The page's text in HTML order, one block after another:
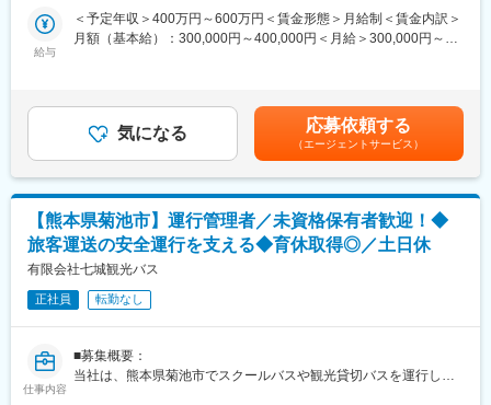
化）
・関係部署（現場・物流・管理部門）との連携・調整
・将来的なシステム導入（ERP／WMS等）に向けた要件整理
■組織構成：
Product Division：マネージャー1名、リーダー2名、メンバー11
名
Product Group：マネージャー1名、リーダー1名、メンバー8名
変更の範囲：会社の定める業務
上げ責任者ポジションです。
■業務詳細
入出荷、在庫管理、ピッキング、検品、梱包など現場オペレーシ
フォークリフトによる搬送作業の管理・実作業（資格保有者の
み）も担当。配送会社や営業・事務部門との連携、誤出荷時の迅
速対応、棚卸業務、在庫管理システム・Excelを活用したデータ入
■扱うサービス
ホテル向けアメニティ、タオル、スリッパ、紙コップ等の備品類
を安定供給し、ホテル業界の課題解決を支えています。
事務2名、現場2～3名、パート2～3名体制を予定。管理者は現場
全体をまとめるリーダーとして機能します。
新設倉庫の立ち上げから携われるため、組織づくりや業務改善の
裁量が大きく、物流管理者として大きなやりがいと成長機会があ
給与
＜予定年収＞400万円～600万円＜賃金形態＞月給制＜賃金内訳＞
月額（基本給）：300,000円～400,000円＜月給＞300,000円～
気になる 応募依頼する
（エージェントサービス）
【熊本県菊池市】運行管理者／未資格保有者歓迎！◆
旅客運送の安全運行を支える◆育休取得◎／土日休
有限会社七城観光バス
正社員 転勤なし
仕事内容
■募集概要：
当社は、熊本県菊池市でスクールバスや観光貸切バスを運行し地